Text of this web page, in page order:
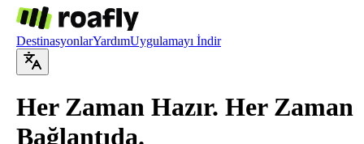
DestinasyonlarYardımUygulamayı İndir
Her Zaman Hazır. Her Zaman
Bağlantıda.